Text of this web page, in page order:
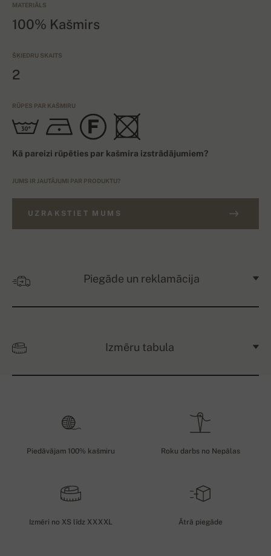
MATERIĀLS
100% Kašmirs
ŠĶIEDRU SKAITS
2
RŪPES PAR KAŠMIRU
Kā pareizi rūpēties par kašmira izstrādājumiem?
JUMS IR JAUTĀJUMI PAR PRODUKTU?
UZRAKSTIET MUMS
Piegāde un reklamācija
Izmēru tabula
Piedāvājam 100% kašmiru Roku darbs no Nepālas
Izmēri no XS līdz XXXXL Ātrā piegāde